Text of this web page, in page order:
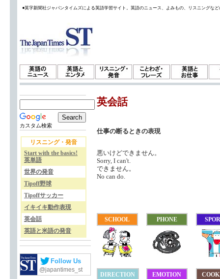
●英字新聞社ジャパンタイムズによる英語学習サイト。英語のニュース、よみもの、リスニングな
カスタム検索
リスニング・発音
Start with the basics!
英単語
世界の発音
Tipoff野球
Tipoffサッカー
イキイキ動作表現
英会話
英語と米語の発音
Follow Us
@japantimes_st
英会話
仕事の断るときの表現
悪いけどできません。
Sorry, I can't.
できません。
No can do.
SCHOOL PHONE
DIRECTION EMOTION